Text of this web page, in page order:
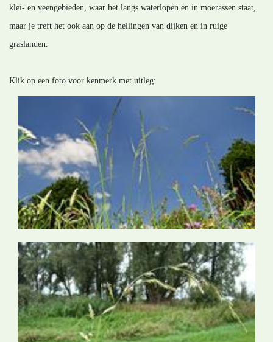
klei- en veengebieden, waar het langs waterlopen en in moerassen staat,
maar je treft het ook aan op de hellingen van dijken en in ruige
graslanden.
Klik op een foto voor kenmerk met uitleg: